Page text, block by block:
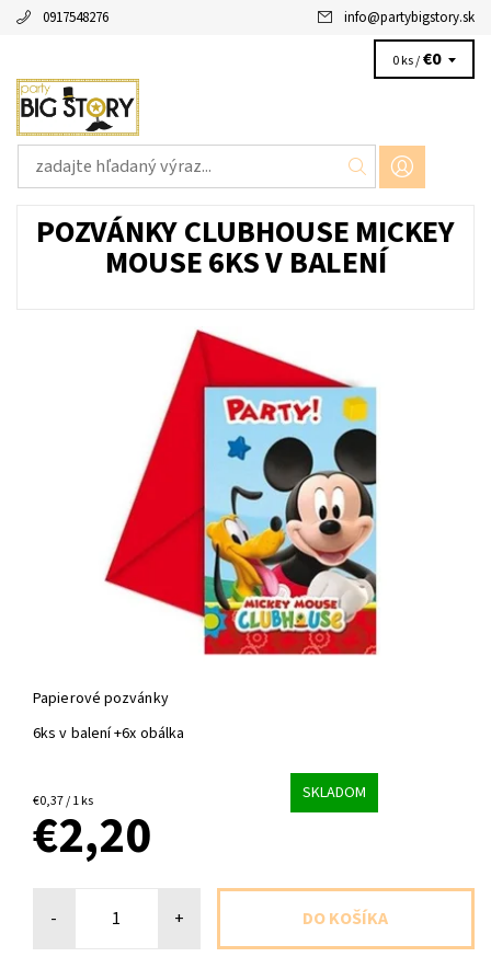
0917548276 info@partybigstory.sk
0 ks /€0
POZVÁNKY CLUBHOUSE MICKEY
MOUSE 6KS V BALENÍ
Papierové pozvánky
6ks v balení +6x obálka
€0,37 / 1 ks SKLADOM
€2,20
- +